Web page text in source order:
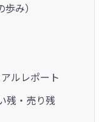
み）
ルレポート
残・売り残